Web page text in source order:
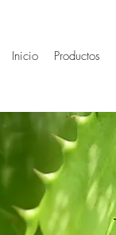
Inicio Productos